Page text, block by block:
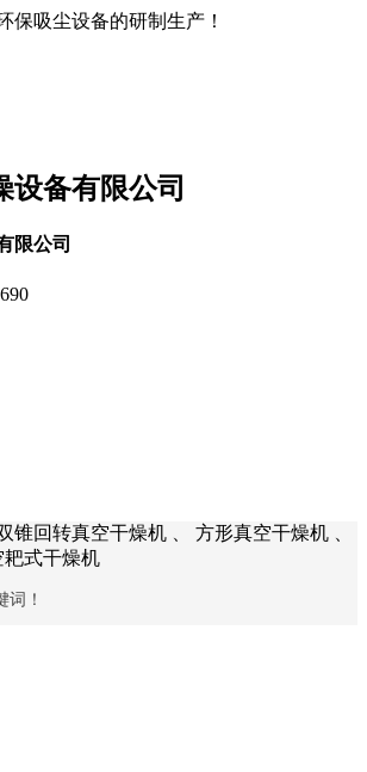
保吸尘设备的研制生产！
设备有限公司
限公司
锥回转真空干燥机 、 方形真空干燥机 、
式干燥机